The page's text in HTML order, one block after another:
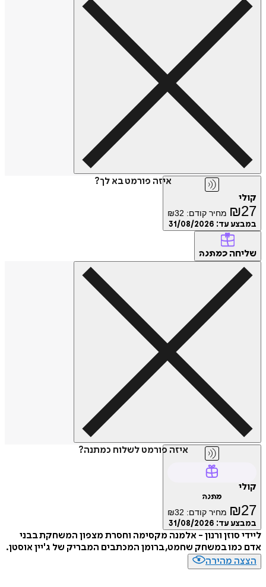
איזה פורמט בא לך?
קולי
₪27 מחיר קודם: ₪32
במבצע עד: 31/08/2026
שליחה כמתנה
איזה פורמט לשלוח כמתנה?
קולי
מתנה
₪27 מחיר קודם: ₪32
במבצע עד: 31/08/2026
ליידי סוזן ורנון - אלמנה מקסימה וחסרת מצפון המשחקת בבני
אדם כמו במשחק שחמט, ברומן המכתבים המבריק של ג'יין אוסטן.
הצצה מהירה